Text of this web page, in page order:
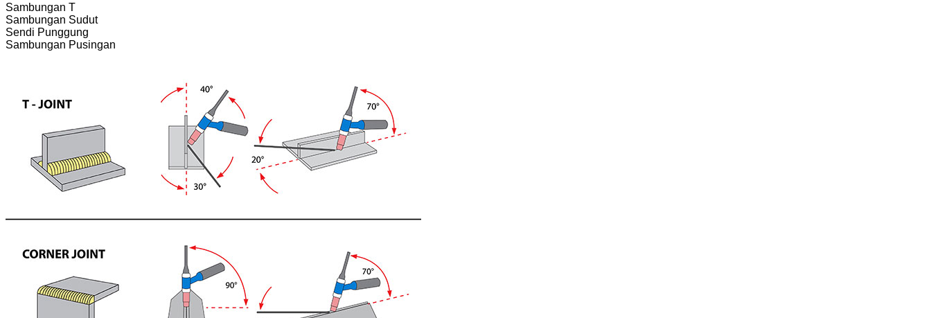
Sambungan T
Sambungan Sudut
Sendi Punggung
Sambungan Pusingan